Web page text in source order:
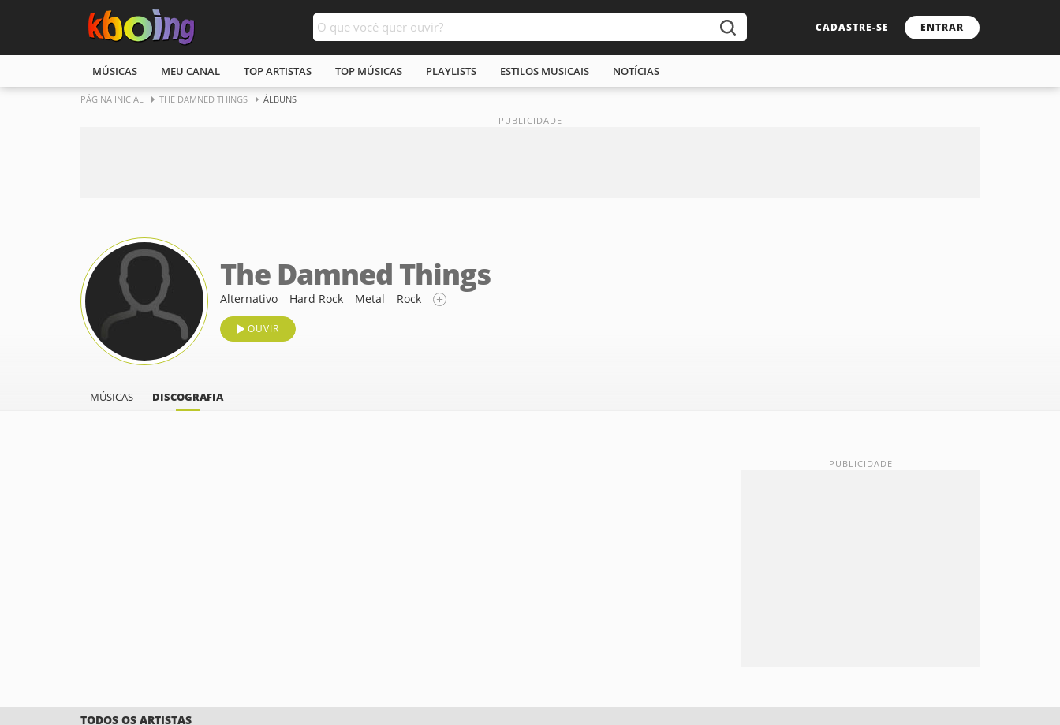
CADASTRE-SE ENTRAR
MÚSICAS MEU CANAL TOP ARTISTAS TOP MÚSICAS PLAYLISTS ESTILOS MUSICAIS NOTÍCIAS
PÁGINA INICIAL THE DAMNED THINGS ÁLBUNS
The Damned Things
Alternativo Hard Rock Metal Rock
OUVIR
MÚSICAS DISCOGRAFIA
TODOS OS ARTISTAS